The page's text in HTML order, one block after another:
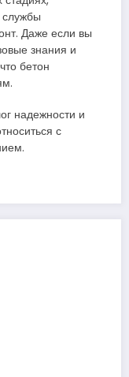
службы
Даже если вы
знания и
бетон
надежности и
с